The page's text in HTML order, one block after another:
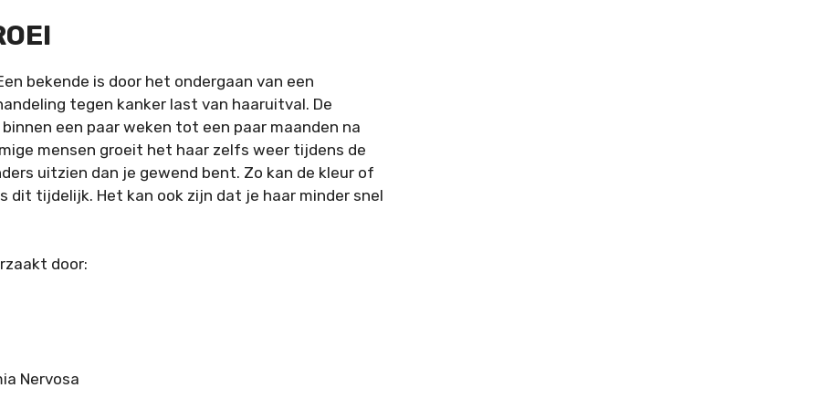
bekende is door het ondergaan van een
tegen kanker last van haaruitval. De
een paar weken tot een paar maanden na
mensen groeit het haar zelfs weer tijdens de
uitzien dan je gewend bent. Zo kan de kleur of
dit tijdelijk. Het kan ook zijn dat je haar minder snel
door:
Nervosa